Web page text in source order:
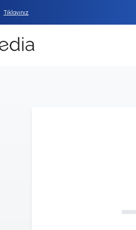
Tıklayınız